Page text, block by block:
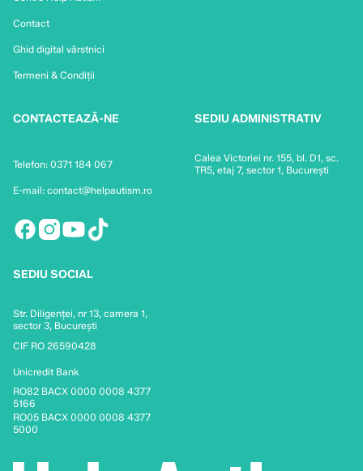
Contact
Ghid digital vârstnici
Termeni & Condiții
CONTACTEAZĂ-NE
Telefon: 0371 184 067
E-mail: contact@helpautism.ro
SEDIU ADMINISTRATIV
Calea Victoriei nr. 155, bl. D1, sc.
TR5, etaj 7, sector 1, București
SEDIU SOCIAL
Str. Diligenței, nr 13, camera 1,
sector 3, București
CIF RO 26590428
Unicredit Bank
RO82 BACX 0000 0008 4377
5166
RO05 BACX 0000 0008 4377
5000